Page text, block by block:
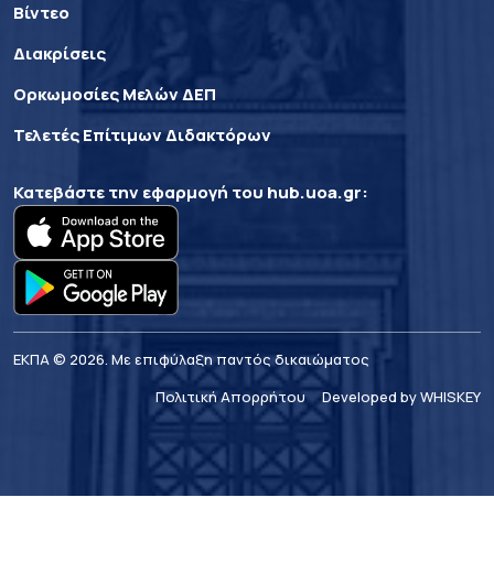
Βίντεο
Διακρίσεις
Ορκωμοσίες Μελών ΔΕΠ
Τελετές Επίτιμων Διδακτόρων
Κατεβάστε την εφαρμογή του hub.uoa.gr:
ΕΚΠΑ © 2026. Με επιφύλαξη παντός δικαιώματος
Πολιτική Απορρήτου
Developed by WHISKEY